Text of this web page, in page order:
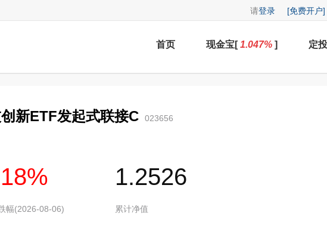
请登录 [免费开户]
首页 现金宝[1.047% ] 定
新ETF发起式联接C 023656
幅(2026-08-06)
1.2526
累计净值